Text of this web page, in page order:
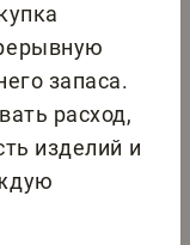
запаса.
расход,
изделий и